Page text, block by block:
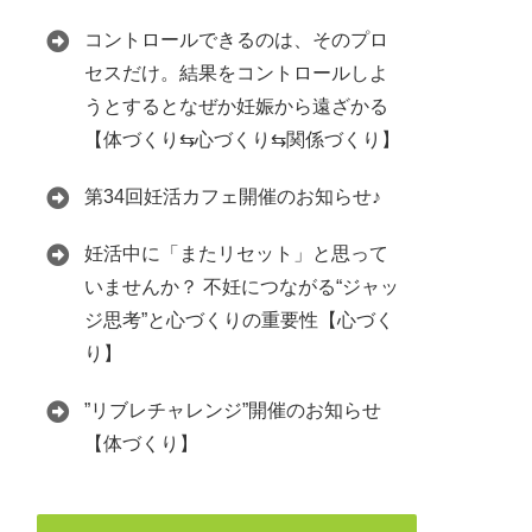
コントロールできるのは、そのプロ
セスだけ。結果をコントロールしよ
うとするとなぜか妊娠から遠ざかる
【体づくり⇆心づくり⇆関係づくり】
第34回妊活カフェ開催のお知らせ♪
妊活中に「またリセット」と思って
いませんか？ 不妊につながる“ジャッ
ジ思考”と心づくりの重要性【心づく
り】
”リブレチャレンジ”開催のお知らせ
【体づくり】